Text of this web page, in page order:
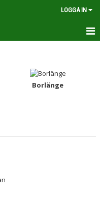
LOGGA IN
Borlänge